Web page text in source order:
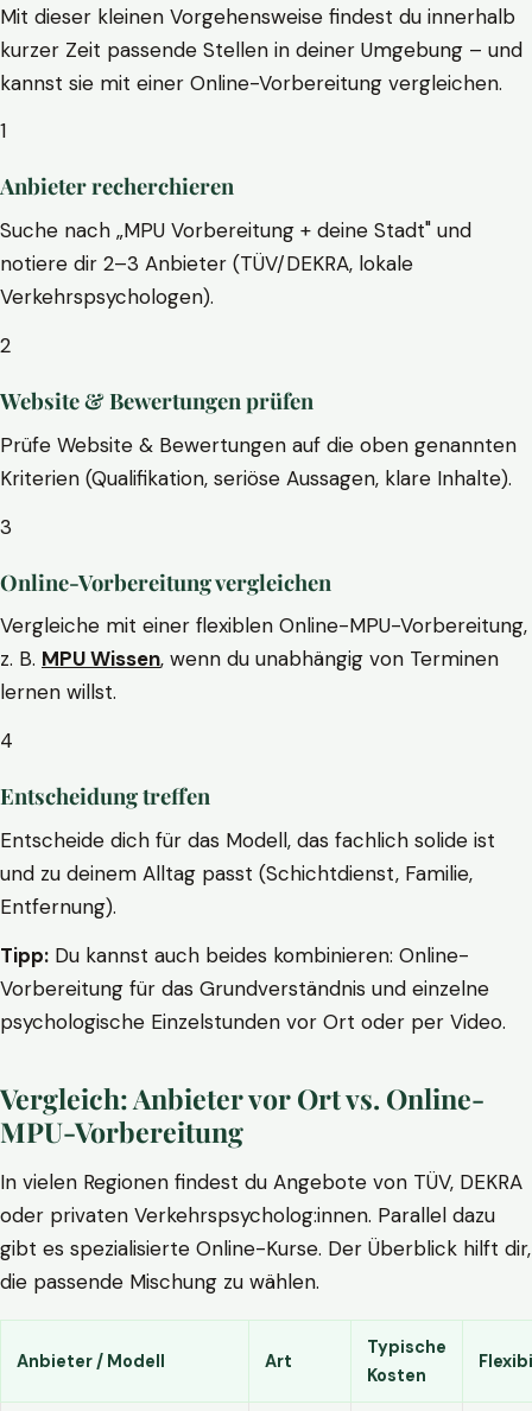
Mit dieser kleinen Vorgehensweise findest du innerhalb
kurzer Zeit passende Stellen in deiner Umgebung – und
kannst sie mit einer Online-Vorbereitung vergleichen.
1
Anbieter recherchieren
Suche nach „MPU Vorbereitung + deine Stadt" und
notiere dir 2–3 Anbieter (TÜV/DEKRA, lokale
Verkehrspsychologen).
2
Website & Bewertungen prüfen
Prüfe Website & Bewertungen auf die oben genannten
Kriterien (Qualifikation, seriöse Aussagen, klare Inhalte).
3
Online-Vorbereitung vergleichen
Vergleiche mit einer flexiblen Online-MPU-Vorbereitung,
z. B. MPU Wissen, wenn du unabhängig von Terminen
lernen willst.
4
Entscheidung treffen
Entscheide dich für das Modell, das fachlich solide ist
und zu deinem Alltag passt (Schichtdienst, Familie,
Entfernung).
Tipp: Du kannst auch beides kombinieren: Online-
Vorbereitung für das Grundverständnis und einzelne
psychologische Einzelstunden vor Ort oder per Video.
Vergleich: Anbieter vor Ort vs. Online-
MPU-Vorbereitung
In vielen Regionen findest du Angebote von TÜV, DEKRA
oder privaten Verkehrspsycholog:innen. Parallel dazu
gibt es spezialisierte Online-Kurse. Der Überblick hilft dir,
die passende Mischung zu wählen.
Anbieter / Modell Art
Typische
Kosten